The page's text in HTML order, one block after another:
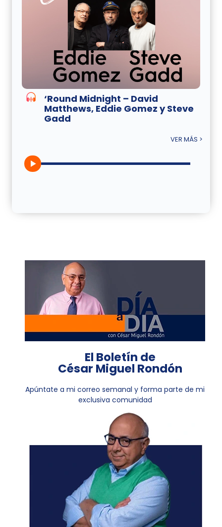
‘Round Midnight – David
Matthews, Eddie Gomez y Steve
Gadd
VER MÁS >
El Boletín de
César Miguel Rondón
Apúntate a mi correo semanal y forma parte de mi
exclusiva comunidad